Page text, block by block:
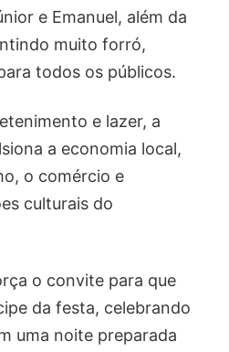
e Emanuel, além da
muito forró,
todos os públicos.
e lazer, a
a economia local,
o comércio e
culturais do
o convite para que
da festa, celebrando
uma noite preparada